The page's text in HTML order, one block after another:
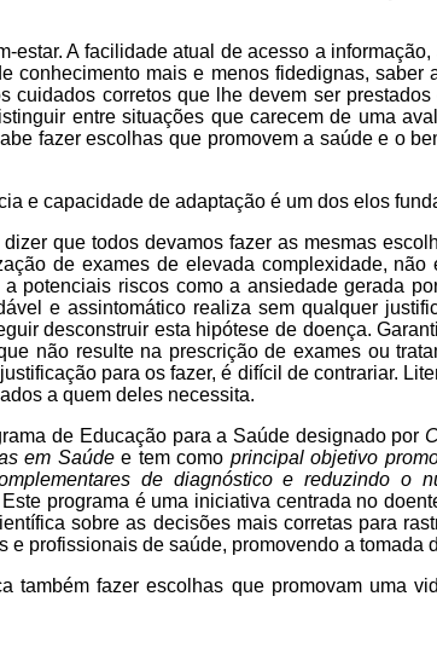
A facilidade atual de acesso a
conhecimento mais e menos fidedignas,
cuidados corretos que lhe devem ser
entre situações que carecem de uma
fazer escolhas que promovem a saúde e o
e capacidade de adaptação é um dos elos
que todos devamos fazer as mesmas
de exames de elevada complexidade,
potenciais riscos como a ansiedade gerada
e assintomático realiza sem qualquer
desconstruir esta hipótese de doença.
não resulte na prescrição de exames ou
para os fazer, é difícil de contrariar.
a quem deles necessita.
de Educação para a Saúde designado por
em Saúdee tem como principal objetivo
de diagnóstico e reduzindo o
Este programa é uma iniciativa centrada no
sobre as decisões mais corretas para
profissionais de saúde, promovendo a tomada
também fazer escolhas que promovam uma